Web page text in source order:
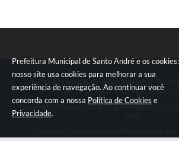
Prefeitura Municipal de Santo André e os cookies:
nosso site usa cookies para melhorar a sua
experiência de navegação. Ao continuar você
concorda com a nossa Política de Cookies e
Privacidade.
Telefone: Central de Atendimento: 0800
PABX: 4433-0111 ou Whatsapp
Endereço: Praça Quarto Centenário, 01,
Dias úteis, Atendimento Presencial